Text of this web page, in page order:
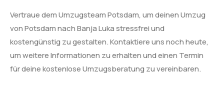
Vertraue dem Umzugsteam Potsdam, um deinen Umzug
von Potsdam nach Banja Luka stressfrei und
kostengünstig zu gestalten. Kontaktiere uns noch heute,
um weitere Informationen zu erhalten und einen Termin
für deine kostenlose Umzugsberatung zu vereinbaren.